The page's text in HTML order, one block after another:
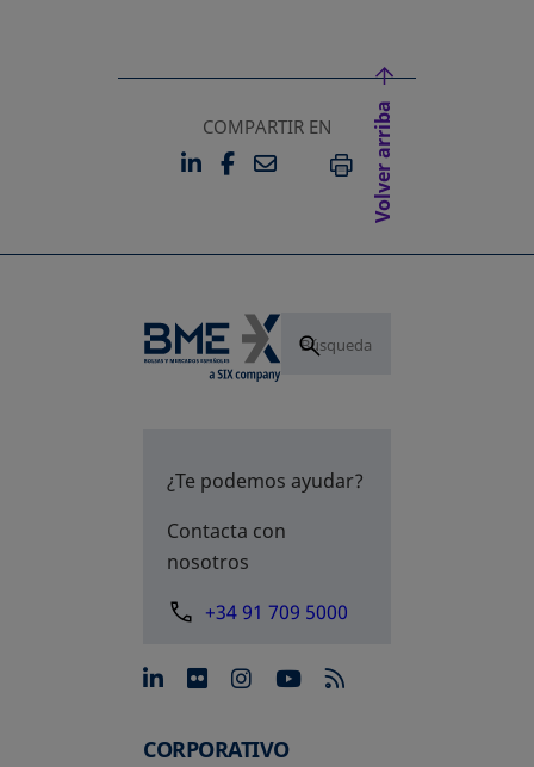
COMPARTIR EN
LINKEDIN
SE ABRE EN UNA PESTAÑA
FACEBOOK
SE ABRE EN UNA
EMAILIMPRIMIR
Volver arriba
¿Te podemos ayudar?
Contacta con
nosotros
+34 91 709 5000
se abre en una pestaña
se abre en una pestaña
se abre en una
se abre en una
CORPORATIVO